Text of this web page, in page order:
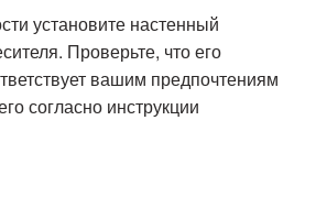
установите настенный
Проверьте, что его
вашим предпочтениям
согласно инструкции